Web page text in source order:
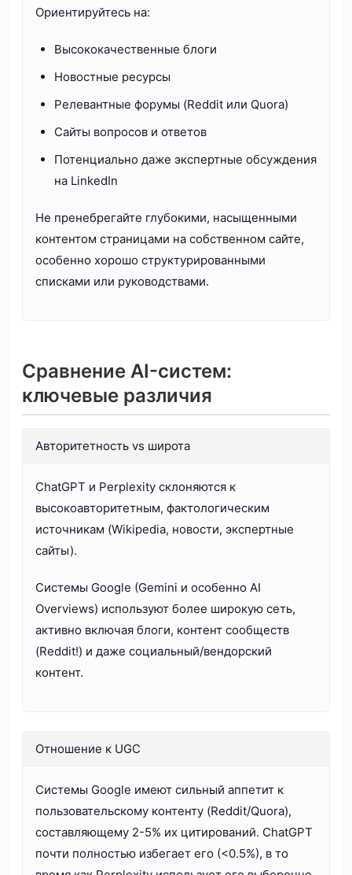
Ориентируйтесь на:
Высококачественные блоги
Новостные ресурсы
Релевантные форумы (Reddit или Quora)
Сайты вопросов и ответов
Потенциально даже экспертные обсуждения
на LinkedIn
Не пренебрегайте глубокими, насыщенными
контентом страницами на собственном сайте,
особенно хорошо структурированными
списками или руководствами.
Сравнение AI-систем:
ключевые различия
Авторитетность vs широта
ChatGPT и Perplexity склоняются к
высокоавторитетным, фактологическим
источникам (Wikipedia, новости, экспертные
сайты).
Системы Google (Gemini и особенно AI
Overviews) используют более широкую сеть,
активно включая блоги, контент сообществ
(Reddit!) и даже социальный/вендорский
контент.
Отношение к UGC
Системы Google имеют сильный аппетит к
пользовательскому контенту (Reddit/Quora),
составляющему 2-5% их цитирований. ChatGPT
почти полностью избегает его (<0.5%), в то